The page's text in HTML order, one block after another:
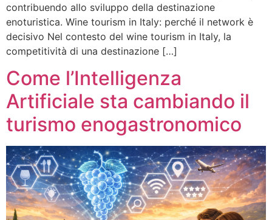
contribuendo allo sviluppo della destinazione
enoturistica. Wine tourism in Italy: perché il network è
decisivo Nel contesto del wine tourism in Italy, la
competitività di una destinazione […]
Come l’Intelligenza
Artificiale sta cambiando il
turismo enogastronomico